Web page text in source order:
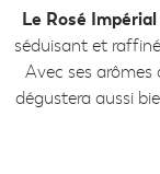
Le Rosé
séduisant et
Avec ses arômes
dégustera aussi